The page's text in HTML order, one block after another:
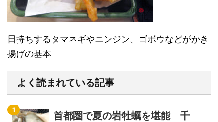
日持ちするタマネギやニンジン、ゴボウなどがかき
揚げの基本
よく読まれている記事
首都圏で夏の岩牡蠣を堪能 千